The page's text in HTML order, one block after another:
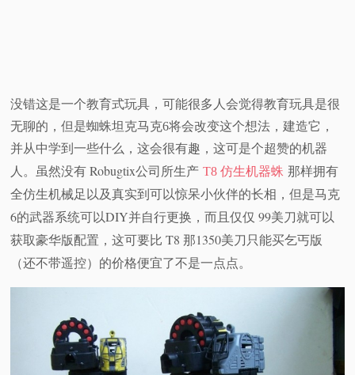
没错这是一个教育式玩具，可能很多人会觉得教育玩具是很
无聊的，但是蜘蛛坦克马克6将会改变这个想法，建造它，
并从中学到一些什么，这会很有趣，这可是个超赞的机器
人。 虽然没有 Robugtix公司所生产T8 仿生机器蛛 那样拥有
全仿生机械足以及真实到可以惊呆小伙伴的长相，但是马克
6的武器系统可以DIY并自行更换，而且仅仅 99美刀就可以
获取豪华版配置，这可要比 T8 那1350美刀只能买乞丐版
（还不带遥控）的价格便宜了不是一点点。